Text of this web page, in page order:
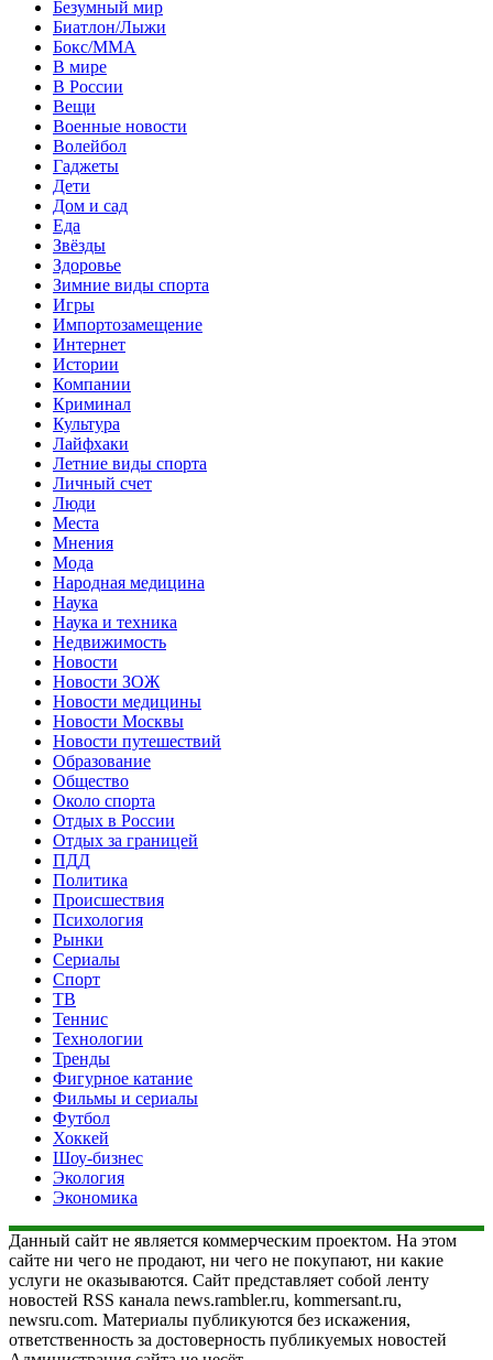
Безумный мир
Биатлон/Лыжи
Бокс/MMA
В мире
В России
Вещи
Военные новости
Волейбол
Гаджеты
Дети
Дом и сад
Еда
Звёзды
Здоровье
Зимние виды спорта
Игры
Импортозамещение
Интернет
Истории
Компании
Криминал
Культура
Лайфхаки
Летние виды спорта
Личный счет
Люди
Места
Мнения
Мода
Народная медицина
Наука
Наука и техника
Недвижимость
Новости
Новости ЗОЖ
Новости медицины
Новости Москвы
Новости путешествий
Образование
Общество
Около спорта
Отдых в России
Отдых за границей
ПДД
Политика
Происшествия
Психология
Рынки
Сериалы
Спорт
ТВ
Теннис
Технологии
Тренды
Фигурное катание
Фильмы и сериалы
Футбол
Хоккей
Шоу-бизнес
Экология
Экономика
Данный сайт не является коммерческим проектом. На этом
сайте ни чего не продают, ни чего не покупают, ни какие
услуги не оказываются. Сайт представляет собой ленту
новостей RSS канала news.rambler.ru, kommersant.ru,
newsru.com. Материалы публикуются без искажения,
ответственность за достоверность публикуемых новостей